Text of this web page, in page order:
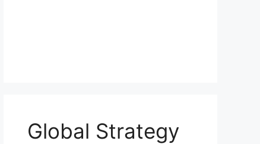
Global Strategy